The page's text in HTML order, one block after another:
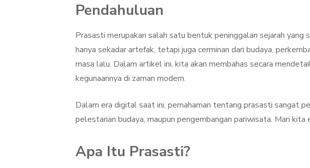
Pendahuluan
Prasasti merupakan salah satu bentuk peninggalan sejarah yang
hanya sekadar artefak, tetapi juga cerminan dari budaya,
masa lalu. Dalam artikel ini, kita akan membahas secara
kegunaannya di zaman modern.
Dalam era digital saat ini, pemahaman tentang prasasti sangat
pelestarian budaya, maupun pengembangan pariwisata. Mari
Apa Itu Prasasti?